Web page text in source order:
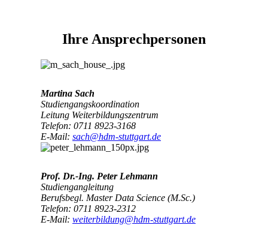
Ihre Ansprechpersonen
Martina Sach
Studiengangskoordination
Leitung Weiterbildungszentrum
Telefon: 0711 8923-3168
E-Mail: sach@hdm-stuttgart.de
Prof. Dr.-Ing. Peter Lehmann
Studiengangleitung
Berufsbegl. Master Data Science (M.Sc.)
Telefon: 0711 8923-2312
E-Mail: weiterbildung@hdm-stuttgart.de